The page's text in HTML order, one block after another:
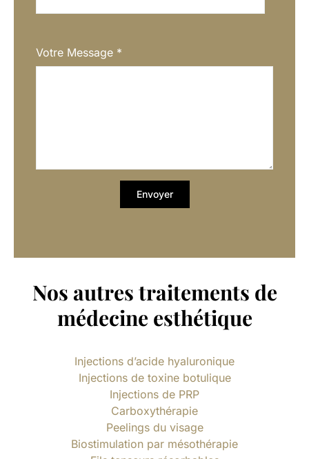
Votre Message *
Nos autres traitements de
médecine esthétique
Injections d’acide hyaluronique
Injections de toxine botulique
Injections de PRP
Carboxythérapie
Peelings du visage
Biostimulation par mésothérapie